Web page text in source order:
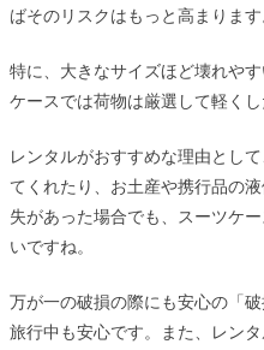
ばそのリスクはもっと高まります
特に、大きなサイズほど壊れや
ケースでは荷物は厳選して軽くし
レンタルがおすすめな理由とし
てくれたり、お土産や携行品の
失があった場合でも、スーツケ
いですね。
万が一の破損の際にも安心の「
旅行中も安心です。また、レン